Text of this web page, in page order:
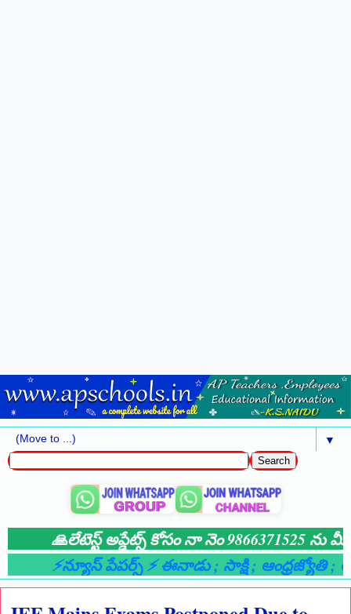
▼
🙏లేటెస్ట్ అప్డేట్స్ కోసం నా నెం 9866371525 ను
⚡న్యూస్ పేపర్స్ ⚡ ఈనాడు; సాక్షి; ఆంధ్రజ్యోతి;